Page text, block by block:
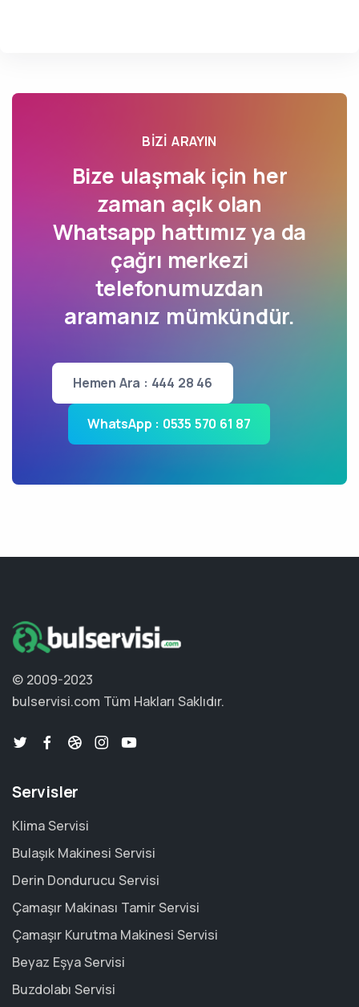
BIZI ARAYIN
Bize ulaşmak için her
zaman açık olan
Whatsapp hattımız ya da
çağrı merkezi
telefonumuzdan
aramanız mümkündür.
Hemen Ara : 444 28 46
WhatsApp : 0535 570 61 87
© 2009-2023
bulservisi.com Tüm Hakları Saklıdır.
Servisler
Klima Servisi
Bulaşık Makinesi Servisi
Derin Dondurucu Servisi
Çamaşır Makinası Tamir Servisi
Çamaşır Kurutma Makinesi Servisi
Beyaz Eşya Servisi
Buzdolabı Servisi